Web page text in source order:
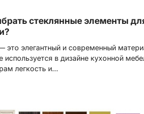
стеклянные элементы
это элегантный и современный
используется в дизайне кухонной
легкость и…